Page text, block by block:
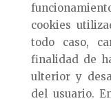
cookies
todo caso,
finalidad de
ulterior y
del usuario.